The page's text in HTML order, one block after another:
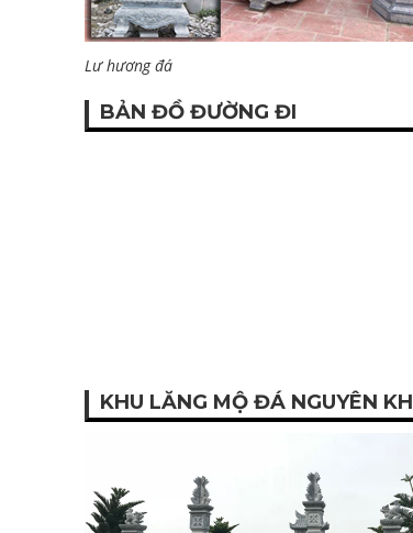
Lư hương đá
BẢN ĐỒ ĐƯỜNG ĐI
KHU LĂNG MỘ ĐÁ NGUYÊN